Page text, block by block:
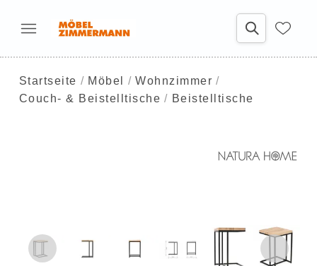
Startseite Möbel
Wohnzimmer
Couch- & Beistelltische
Beistelltische